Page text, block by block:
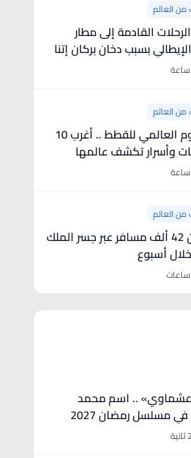
العالم
القادمة إلى مطار
الإيطالي بسبب دخان بركان إتنا
العالم
في اليوم العالمي للقطط .. أغرب 10
وأسرار تكشف عالمها
العالم
أكثر من 42 ألف مسافر عبر جسر الملك
أسبوع
ليس «عشماوي» .. اسم محمد
مسلسل رمضان 2027